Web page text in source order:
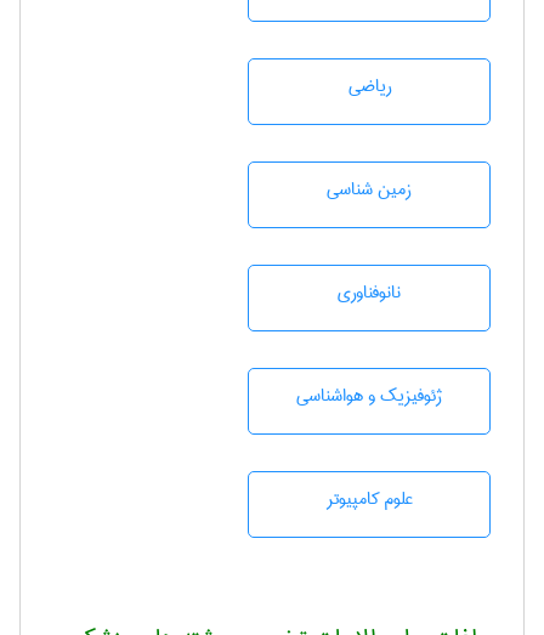
رياضی
زمين شناسی
نانوفناوری
ژئوفيزيك و هواشناسی
علوم کامپیوتر